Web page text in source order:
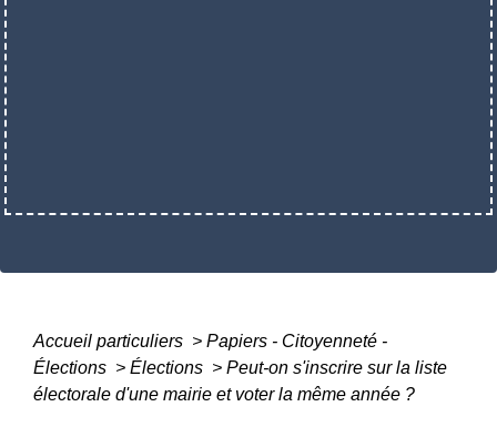
Accueil particuliers > Papiers - Citoyenneté -
Élections > Élections > Peut-on s'inscrire sur la liste
électorale d'une mairie et voter la même année ?